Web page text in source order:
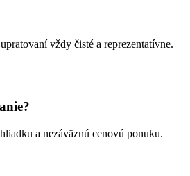
vždy čisté a reprezentatívne.
a nezáväznú cenovú ponuku.